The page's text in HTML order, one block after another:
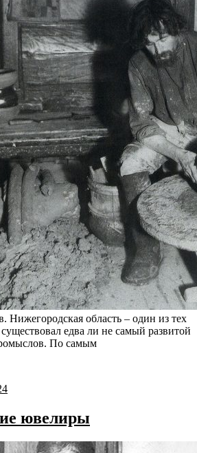
Нижегородская область – один из тех
едва ли не самый развитой
По самым
ювелиры